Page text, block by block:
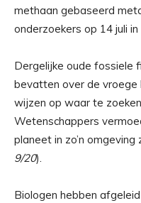
methaan gebaseerd
onderzoekers op 14 juli in
Dergelijke oude fossiele
bevatten over de vroege
wijzen op waar te
Wetenschappers
planeet in zo’n
9/20).
Biologen hebben